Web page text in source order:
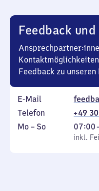
Feedback
Feedback zu unseren
E-Mail
Telefon
+49
Montag
Mo – So,
inkl. Feiertage
07:00
Von
7
inkl.